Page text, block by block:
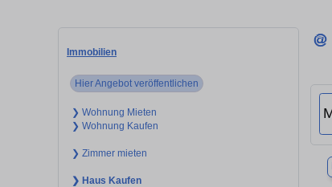
Immobilien
Hier Angebot veröffentlichen
❯ Wohnung Mieten
❯ Wohnung Kaufen
❯ Zimmer mieten
❯ Haus Kaufen